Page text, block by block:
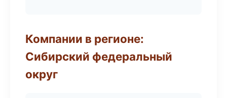
Компании в регионе:
Сибирский федеральный
округ